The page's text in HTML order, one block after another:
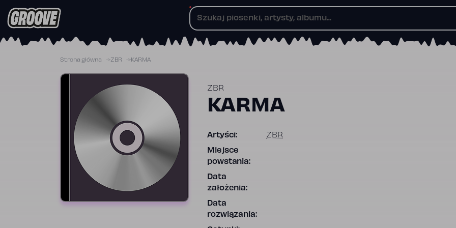
Przejdź
do
treści
Strona główna ZBR KARMA
ZBR
KARMA
Artyści: ZBR
Miejsce
powstania:
Data
założenia:
Data
rozwiązania: